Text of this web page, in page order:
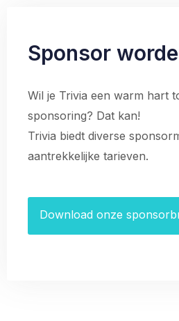
Sponsor
Wil je Trivia een warm hart
sponsoring? Dat kan!
Trivia biedt diverse
aantrekkelijke tarieven.
Download onze